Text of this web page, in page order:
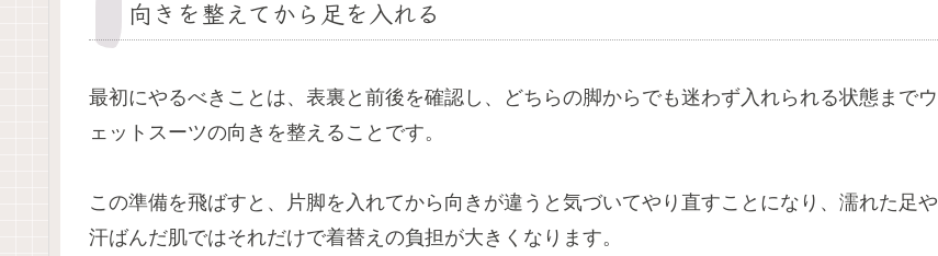
向きを整えてから足を入れる
最初にやるべきことは、表裏と前後を確認し、どちらの脚からでも迷わず入れられる状態までウ
ェットスーツの向きを整えることです。
この準備を飛ばすと、片脚を入れてから向きが違うと気づいてやり直すことになり、濡れた足や
汗ばんだ肌ではそれだけで着替えの負担が大きくなります。